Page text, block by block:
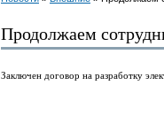
Продолжаем
Заключен договор на разработку